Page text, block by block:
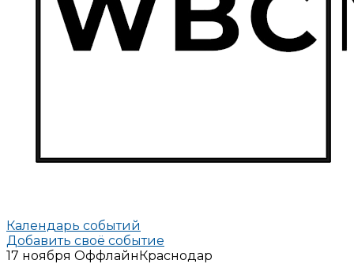
Календарь событий
Добавить своё событие
17 ноября ОффлайнКраснодар